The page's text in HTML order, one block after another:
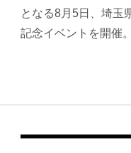
となる8月5日、埼玉
記念イベントを開催